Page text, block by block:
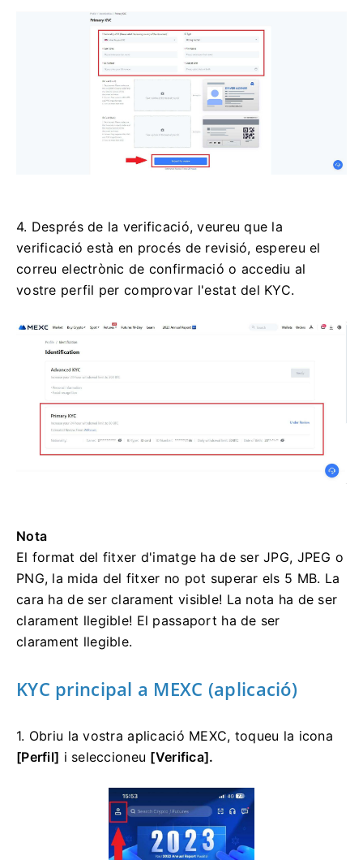
4. Després de la verificació, veureu que la
verificació està en procés de revisió, espereu el
correu electrònic de confirmació o accediu al
vostre perfil per comprovar l'estat del KYC.
Nota
El format del fitxer d'imatge ha de ser JPG, JPEG o
PNG, la mida del fitxer no pot superar els 5 MB. La
cara ha de ser clarament visible! La nota ha de ser
clarament llegible! El passaport ha de ser
clarament llegible.
KYC principal a MEXC (aplicació)
1. Obriu la vostra aplicació MEXC, toqueu la icona
[Perfil] i seleccioneu [Verifica].